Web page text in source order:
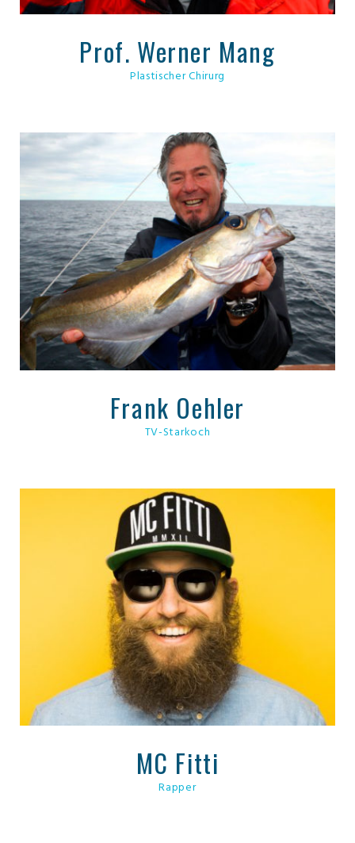
Prof. Werner Mang
Plastischer Chirurg
Frank Oehler
TV-Starkoch
MC Fitti
Rapper